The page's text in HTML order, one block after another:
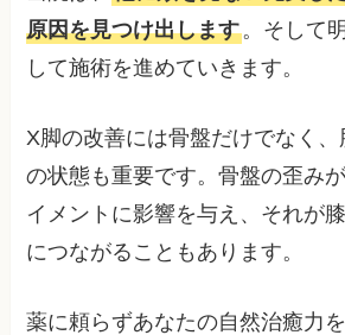
原因を見つけ出します。そして
して施術を進めていきます。
X脚の改善には骨盤だけでなく
の状態も重要です。骨盤の歪み
イメントに影響を与え、それが
につながることもあります。
薬に頼らずあなたの自然治癒力